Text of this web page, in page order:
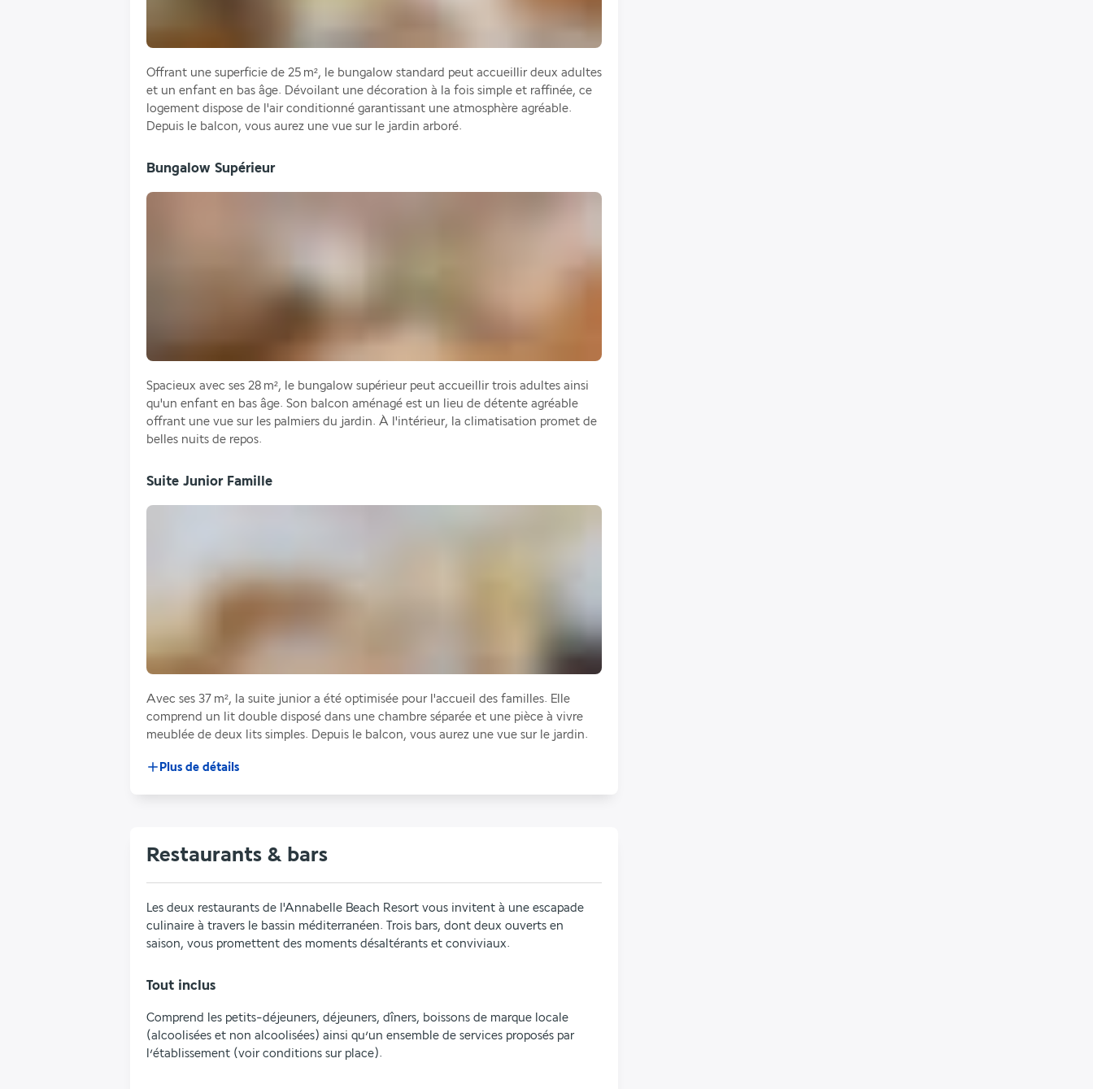
Offrant une superficie de 25 m², le bungalow standard peut accueillir deux adultes
et un enfant en bas âge. Dévoilant une décoration à la fois simple et raffinée, ce
logement dispose de l'air conditionné garantissant une atmosphère agréable.
Depuis le balcon, vous aurez une vue sur le jardin arboré.
Bungalow Supérieur
Spacieux avec ses 28 m², le bungalow supérieur peut accueillir trois adultes ainsi
qu'un enfant en bas âge. Son balcon aménagé est un lieu de détente agréable
offrant une vue sur les palmiers du jardin. À l'intérieur, la climatisation promet de
belles nuits de repos.
Suite Junior Famille
Avec ses 37 m², la suite junior a été optimisée pour l'accueil des familles. Elle
comprend un lit double disposé dans une chambre séparée et une pièce à vivre
meublée de deux lits simples. Depuis le balcon, vous aurez une vue sur le jardin.
Plus de détails
Restaurants & bars
Les deux restaurants de l'Annabelle Beach Resort vous invitent à une escapade
culinaire à travers le bassin méditerranéen. Trois bars, dont deux ouverts en
saison, vous promettent des moments désaltérants et conviviaux.
Tout inclus
Comprend les petits-déjeuners, déjeuners, dîners, boissons de marque locale
(alcoolisées et non alcoolisées) ainsi qu’un ensemble de services proposés par
l’établissement (voir conditions sur place).